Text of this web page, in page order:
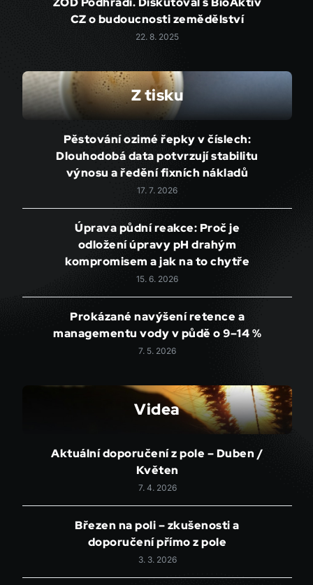
CZ o budoucnosti zemědělství
22. 8. 2025
Z tisku
Pěstování ozimé řepky v číslech:
Dlouhodobá data potvrzují stabilitu
výnosu a ředění fixních nákladů
17. 7. 2026
Úprava půdní reakce: Proč je
odložení úpravy pH drahým
kompromisem a jak na to chytře
15. 6. 2026
Prokázané navýšení retence a
managementu vody v půdě o 9–14 %
7. 5. 2026
Videa
Aktuální doporučení z pole – Duben /
Květen
7. 4. 2026
Březen na poli – zkušenosti a
doporučení přímo z pole
3. 3. 2026